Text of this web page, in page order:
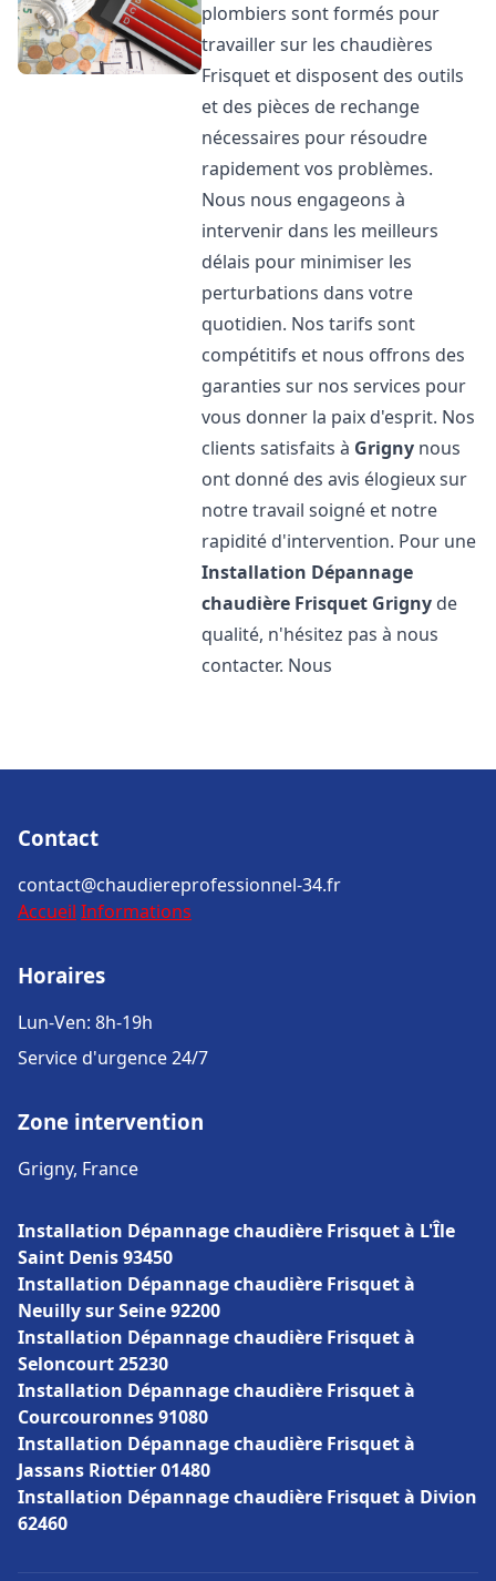
plombiers sont formés pour
travailler sur les chaudières
Frisquet et disposent des outils
et des pièces de rechange
nécessaires pour résoudre
rapidement vos problèmes.
Nous nous engageons à
intervenir dans les meilleurs
délais pour minimiser les
perturbations dans votre
quotidien. Nos tarifs sont
compétitifs et nous offrons des
garanties sur nos services pour
vous donner la paix d'esprit. Nos
clients satisfaits à Grigny nous
ont donné des avis élogieux sur
notre travail soigné et notre
rapidité d'intervention. Pour une
Installation Dépannage
chaudière Frisquet Grigny de
qualité, n'hésitez pas à nous
contacter. Nous
Contact
contact@chaudiereprofessionnel-34.fr
Accueil Informations
Horaires
Lun-Ven: 8h-19h
Service d'urgence 24/7
Zone intervention
Grigny, France
Installation Dépannage chaudière Frisquet à L'Île
Saint Denis 93450
Installation Dépannage chaudière Frisquet à
Neuilly sur Seine 92200
Installation Dépannage chaudière Frisquet à
Seloncourt 25230
Installation Dépannage chaudière Frisquet à
Courcouronnes 91080
Installation Dépannage chaudière Frisquet à
Jassans Riottier 01480
Installation Dépannage chaudière Frisquet à Divion
62460